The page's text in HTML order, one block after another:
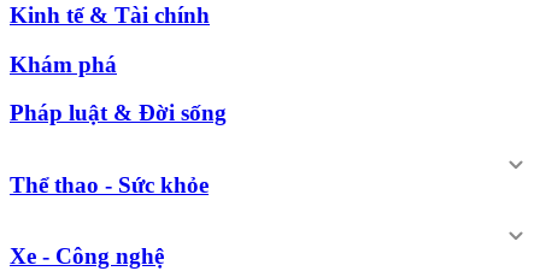
Kinh tế & Tài chính
Khám phá
Pháp luật & Đời sống
Thể thao - Sức khỏe
Xe - Công nghệ